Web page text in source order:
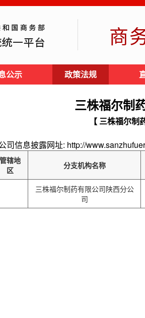
商
公示 政策法规
三株福尔制
【 三株福尔制
司信息披露网址: http://
管辖地
区
分支机构名称
三株福尔制药有限公司陕西分公
司